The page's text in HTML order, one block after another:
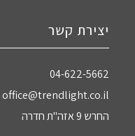
יצירת קשר
04-622-5662‏
office@trendlight.co.il
החרש 9 אזה"ת חדרה